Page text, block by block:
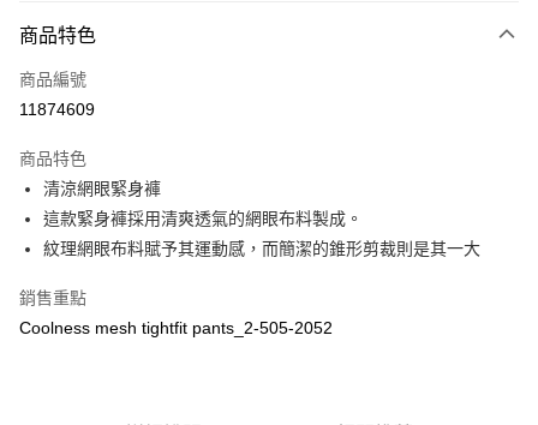
LINE Pay
Apple Pay
全盈+PAY
ATM付款
全家取貨付款
商品特色
商品編號
11874609
商品特色
清涼網眼緊身褲
這款緊身褲採用清爽透氣的網眼布料製成。
紋理網眼布料賦予其運動感，而簡潔的錐形剪裁則是其一大
銷售重點
Coolness mesh tightfit pants_2-505-2052